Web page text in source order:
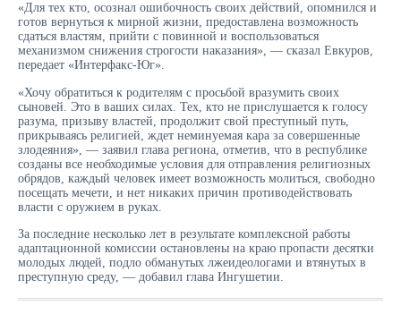
«Для тех кто, осознал ошибочность своих действий, опомнился и
готов вернуться к мирной жизни, предоставлена возможность
сдаться властям, прийти с повинной и воспользоваться
механизмом снижения строгости наказания», — сказал Евкуров,
передает «Интерфакс-Юг».
«Хочу обратиться к родителям с просьбой вразумить своих
сыновей. Это в ваших силах. Тех, кто не прислушается к голосу
разума, призыву властей, продолжит свой преступный путь,
прикрываясь религией, ждет неминуемая кара за совершенные
злодеяния», — заявил глава региона, отметив, что в республике
созданы все необходимые условия для отправления религиозных
обрядов, каждый человек имеет возможность молиться, свободно
посещать мечети, и нет никаких причин противодействовать
власти с оружием в руках.
За последние несколько лет в результате комплексной работы
адаптационной комиссии остановлены на краю пропасти десятки
молодых людей, подло обманутых лжеидеологами и втянутых в
преступную среду, — добавил глава Ингушетии.